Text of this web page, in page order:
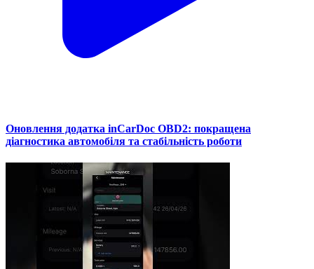
Оновлення додатка inCarDoc OBD2: покращена
діагностика автомобіля та стабільність роботи